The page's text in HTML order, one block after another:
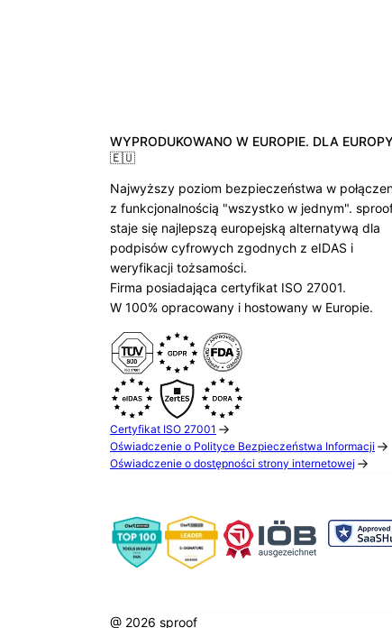
WYPRODUKOWANO W EUROPIE. DLA EUROPY
🇪🇺
Najwyższy poziom bezpieczeństwa w
z funkcjonalnością "wszystko w jednym".
staje się najlepszą europejską alternatywą dla
podpisów cyfrowych zgodnych z eIDAS i
weryfikacji tożsamości.
Firma posiadająca certyfikat ISO 27001.
W 100% opracowany i hostowany w Europie.
Certyfikat ISO 27001
Oświadczenie o Polityce Bezpieczeństwa Informacji
Oświadczenie o dostępności strony internetowej
@ 2026 sproof